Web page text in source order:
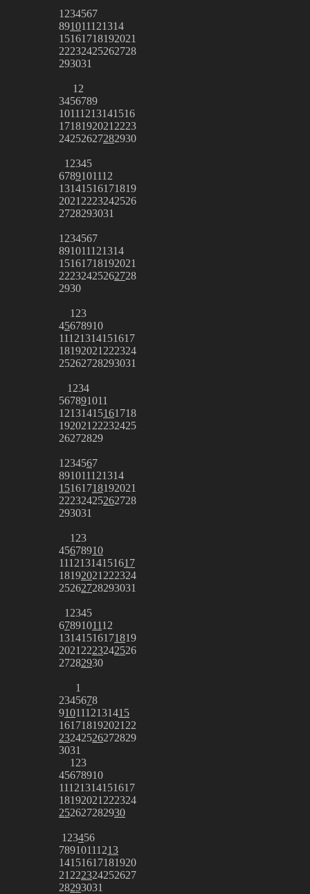
1 234567
891011121314
15161718192021
22232425262728
293031
1 2
3456789
10111213141516
1718192021 2223
24252627282930
1 2345
6789101112
13141516171819
2021 2223242526
2728293031
1 234567
891011121314
15161718192021
22232425262728
2930
1 23
45678910
11121314151617
18192021 222324
25262728293031
1 234
567891011
12131415161718
192021 22232425
26272829
1 234567
891011121314
15161718192021
22232425262728
293031
1 23
45678910
11121314151617
18192021 222324
25262728293031
1 2345
6789101112
13141516171819
2021 2223242526
27282930
1
2345678
9101112131415
161718192021 22
23242526272829
3031
1 23
45678910
11121314151617
18192021 222324
252627282930
1 23456
78910111213
14151617181920
21 222324252627
28293031